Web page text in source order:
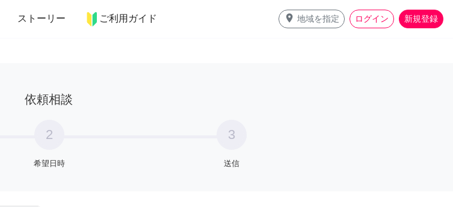
ストーリー ご利用ガイド place 地域を指定 ログイン 新規登録
味・習い事 ペット 料理
依頼相談
2
希望日時
3
送信